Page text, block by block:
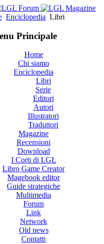
Enciclopedia Libri
Principale
Home
Chi siamo
Enciclopedia
Libri
Serie
Editori
Autori
Illustratori
Traduttori
Magazine
Recensioni
Download
I Corti di LGL
Libro Game Creator
Magebook editor
Guide strategiche
Multimedia
Forum
Link
Network
Old news
Contatti